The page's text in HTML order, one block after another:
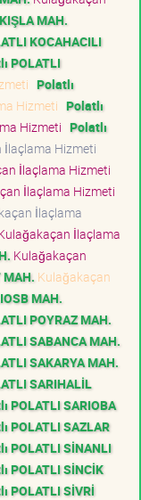
MAH.
KOCAHACILI
POLATLI
Polatlı
Hizmeti Polatlı
Hizmeti Polatlı
İlaçlama Hizmeti
İlaçlama Hizmeti
İlaçlama Hizmeti
İlaçlama
İlaçlama
Kulağakaçan
MAH. Kulağakaçan
MAH.
POYRAZ MAH.
SABANCA MAH.
SAKARYA MAH.
SARIHALİL
POLATLI SARIOBA
POLATLI SAZLAR
POLATLI SİNANLI
POLATLI SİNCİK
POLATLI SİVRİ